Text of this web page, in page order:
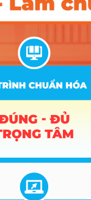
Đại học Bách Khoa
động nghiên cứu
trẻ đam mê và
kinh nghiệm. Đây
hệ, học thêm
hành và có tương
đào tạo chất lượng
này bạn sẽ có nhiều
nghiệp, trang thiết
Việc học tập 100%
ngoại ngữ, sẵn
khi ra trường.